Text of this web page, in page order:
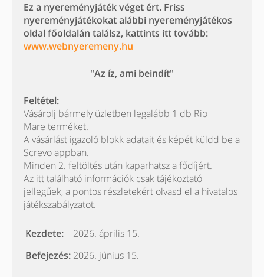
Ez a nyereményjáték véget ért. Friss
nyereményjátékokat alábbi nyereményjátékos
oldal főoldalán találsz, kattints itt tovább:
www.webnyeremeny.hu
"Az íz, ami beindít"
Feltétel:
Vásárolj bármely üzletben legalább 1 db Rio
Mare terméket.
A vásárlást igazoló blokk adatait és képét küldd be a
Screvo appban.
Minden 2. feltöltés után kaparhatsz a fődíjért.
Az itt található információk csak tájékoztató
jellegűek, a pontos részletekért olvasd el a hivatalos
játékszabályzatot.
Kezdete:
2026. április 15.
Befejezés: 2026. június 15.